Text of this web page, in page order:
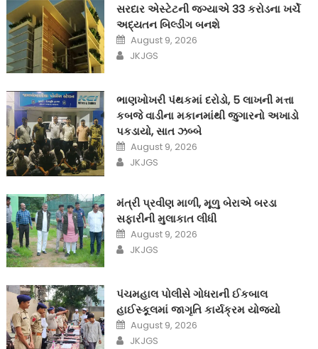
સરદાર એસ્ટેટની જગ્યાએ 33 કરોડના ખર્ચે
અદ્યતન બિલ્ડીંગ બનશે
Posted
on
August 9, 2026
Author
JKJGS
ભાણખોખરી પંથકમાં દરોડો, 5 લાખની મત્તા
કબજે વાડીના મકાનમાંથી જુગારનો અખાડો
પકડાયો, સાત ઝબ્બે
Posted
on
August 9, 2026
Author
JKJGS
મંત્રી પ્રવીણ માળી, મૂળુ બેરાએ બરડા
સફારીની મુલાકાત લીધી
Posted
on
August 9, 2026
Author
JKJGS
પંચમહાલ પોલીસે ગોધરાની ઈકબાલ
હાઈસ્કૂલમાં જાગૃતિ કાર્યક્રમ યોજ્યો
Posted
on
August 9, 2026
Author
JKJGS